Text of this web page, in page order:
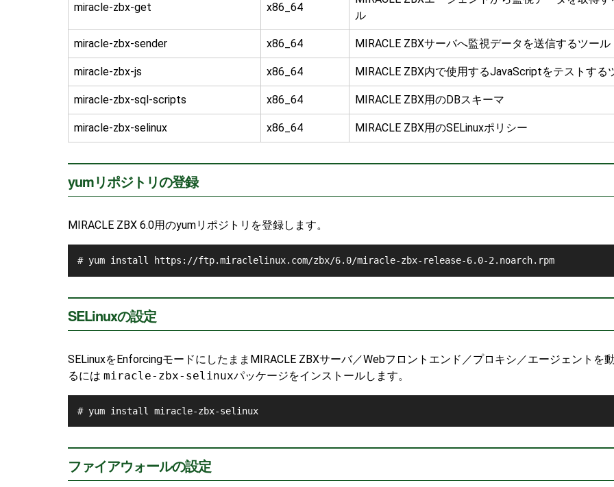
miracle-zbx-get x86_64
ル
miracle-zbx-sender x86_64 MIRACLE ZBXサーバへ監視データを送信するツール
miracle-zbx-js x86_64 MIRACLE ZBX内で使用するJavaScriptをテストする
miracle-zbx-sql-scripts x86_64 MIRACLE ZBX用のDBスキーマ
miracle-zbx-selinux x86_64 MIRACLE ZBX用のSELinuxポリシー
yumリポジトリの登録
MIRACLE ZBX 6.0用のyumリポジトリを登録します。
SELinuxの設定
SELinuxをEnforcingモードにしたままMIRACLE ZBXサーバ／Webフロントエンド／プロキシ／エージェントを
るには miracle-zbx-selinuxパッケージをインストールします。
ファイアウォールの設定